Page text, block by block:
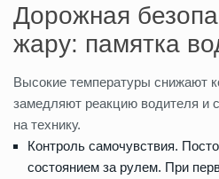
Дорожная
жару: памятка
Высокие температуры снижают
замедляют реакцию водителя и
на технику.
Контроль самочувствия.
состоянием за рулем. При